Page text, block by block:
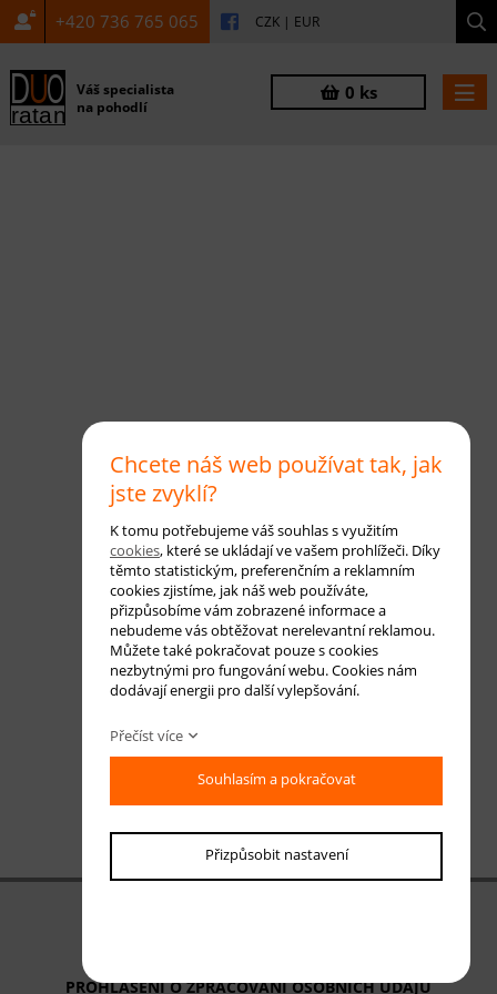
+420 736 765 065 CZK | EUR
Váš specialista
na pohodlí
0 ks
PROHLÁŠENÍ O ZPRACOVÁNÍ OSOBNÍCH ÚDAJŮ
Chcete náš web používat tak, jak
jste zvyklí?
K tomu potřebujeme váš souhlas s využitím
cookies, které se ukládají ve vašem prohlížeči. Díky
těmto statistickým, preferenčním a reklamním
cookies zjistíme, jak náš web používáte,
přizpůsobíme vám zobrazené informace a
nebudeme vás obtěžovat nerelevantní reklamou.
Můžete také pokračovat pouze s cookies
nezbytnými pro fungování webu. Cookies nám
dodávají energii pro další vylepšování.
Přečíst více
Souhlasím a pokračovat
Přizpůsobit nastavení